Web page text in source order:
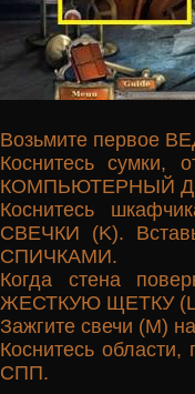
Возьмите первое
Коснитесь сумки,
КОМПЬЮТЕРНЫЙ
Коснитесь
СВЕЧКИ (K).
СПИЧКАМИ.
Когда стена
ЖЕСТКУЮ ЩЕТКУ
Зажгите свечи (M)
Коснитесь
СПП.